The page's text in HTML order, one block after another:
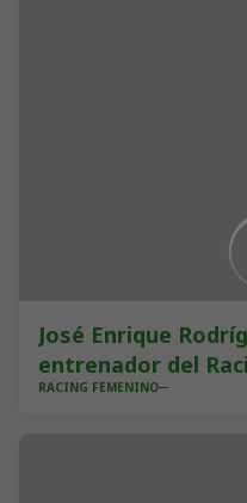
José Enrique
entrenador del
RACING FEMENINO